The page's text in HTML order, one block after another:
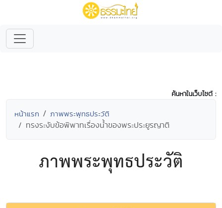
ค้นหาในเว็บไซต์ :
หน้าแรก ภาพพระพุทธประวัติ
ทรงระงับข้อพิพาทเรื่องน้ำของพระประยูรญาติ
ภาพพระพุทธประวัติ